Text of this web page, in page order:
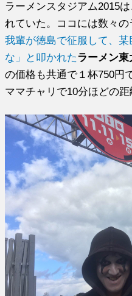
ラーメンスタジアム2015
れていた。ココには数々の
我輩が徳島で征服して、
な」と叩かれたラーメン東
の価格も共通で１杯750円
ママチャリで10分ほどの距